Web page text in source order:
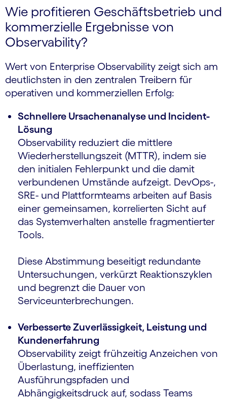
Wie profitieren Geschäftsbetrieb und
kommerzielle Ergebnisse von
Observability?
Wert von Enterprise Observability zeigt sich am
deutlichsten in den zentralen Treibern für
operativen und kommerziellen Erfolg:
Schnellere Ursachenanalyse und Incident-
Lösung
Observability reduziert die mittlere
Wiederherstellungszeit (MTTR), indem sie
den initialen Fehlerpunkt und die damit
verbundenen Umstände aufzeigt. DevOps-,
SRE- und Plattformteams arbeiten auf Basis
einer gemeinsamen, korrelierten Sicht auf
das Systemverhalten anstelle fragmentierter
Tools.
Diese Abstimmung beseitigt redundante
Untersuchungen, verkürzt Reaktionszyklen
und begrenzt die Dauer von
Serviceunterbrechungen.
Verbesserte Zuverlässigkeit, Leistung und
Kundenerfahrung
Observability zeigt frühzeitig Anzeichen von
Überlastung, ineffizienten
Ausführungspfaden und
Abhängigkeitsdruck auf, sodass Teams